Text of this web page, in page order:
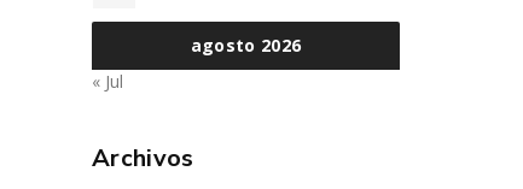
agosto 2026
« Jul
Archivos